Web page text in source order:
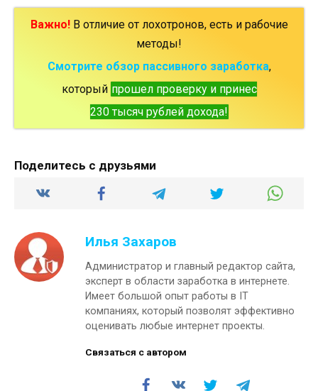
Важно!В отличие от лохотронов, есть и рабочие
методы!
Смотрите обзор пассивного заработка,
который прошел проверку и принес
230 тысяч рублей дохода!
Поделитесь с друзьями
Илья Захаров
Администратор и главный редактор сайта,
эксперт в области заработка в интернете.
Имеет большой опыт работы в IT
компаниях, который позволят эффективно
оценивать любые интернет проекты.
Связаться с автором